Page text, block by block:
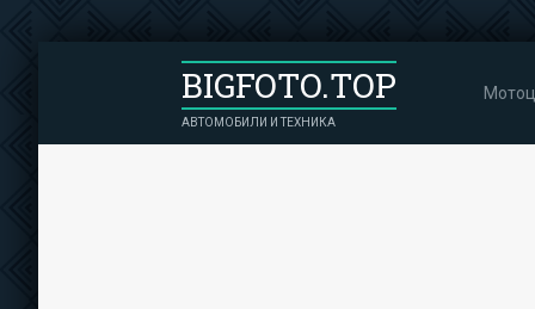
BIGFOTO.TOP
АВТОМОБИЛИ И ТЕХНИКА